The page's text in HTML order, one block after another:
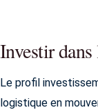
Investir
Le profil
logistique en